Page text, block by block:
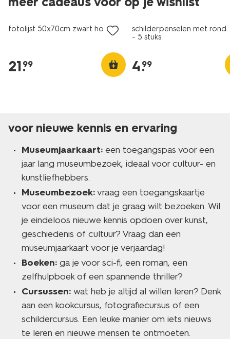
fotolijst 50x70cm zwart hout
21.
99
schilderpenselen met
- 5 stuks
4.
99
voor nieuwe kennis en ervaring
Museumjaarkaart: een toegangspas voor een
jaar lang museumbezoek, ideaal voor cultuur- en
kunstliefhebbers.
Museumbezoek:vraag een toegangskaartje
voor een museum dat je graag wilt bezoeken. Wil
je eindeloos nieuwe kennis opdoen over kunst,
geschiedenis of cultuur? Vraag dan een
museumjaarkaart voor je verjaardag!
Boeken: ga je voor sci-fi, een roman, een
zelfhulpboek of een spannende thriller?
Cursussen: wat heb je altijd al willen leren? Denk
aan een kookcursus, fotografiecursus of een
schildercursus. Een leuke manier om iets nieuws
te leren en nieuwe mensen te ontmoeten.